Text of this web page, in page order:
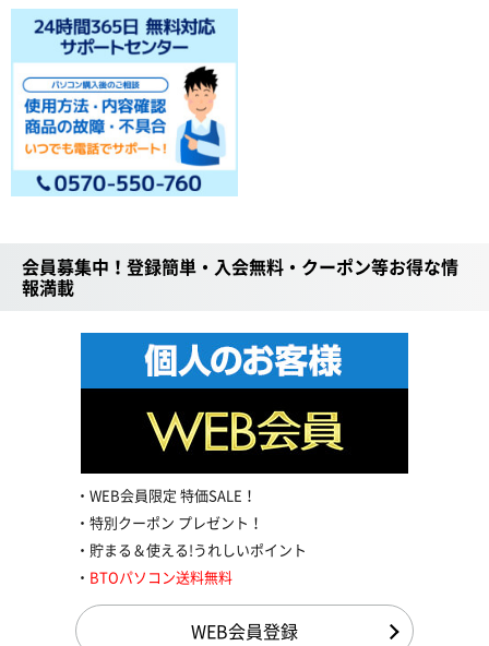
会員募集中！登録簡単・入会無料・クーポン等お得な情
報満載
WEB会員限定 特価SALE！
特別クーポン プレゼント！
貯まる＆使える!うれしいポイント
BTOパソコン送料無料
WEB会員登録